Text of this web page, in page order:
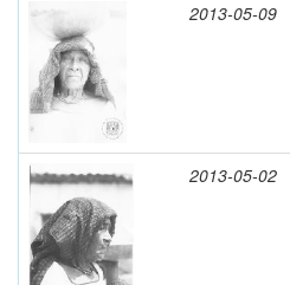
2013-05-09
2013-05-02